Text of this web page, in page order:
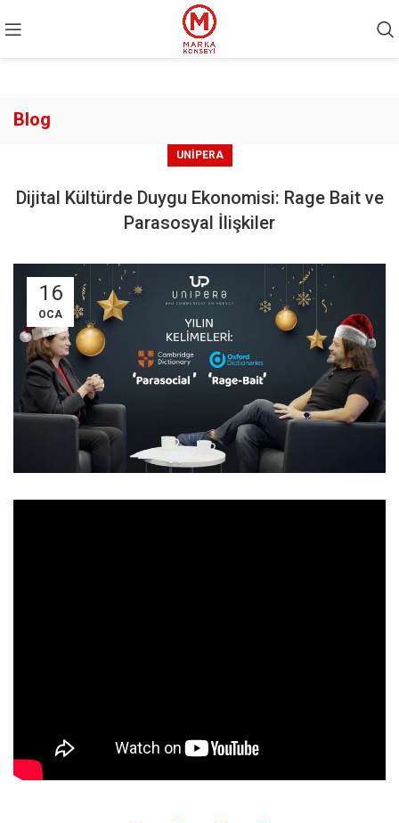
Blog
UNIPERA
Dijital Kültürde Duygu Ekonomisi: Rage Bait ve
Parasosyal İlişkiler
16
OCA